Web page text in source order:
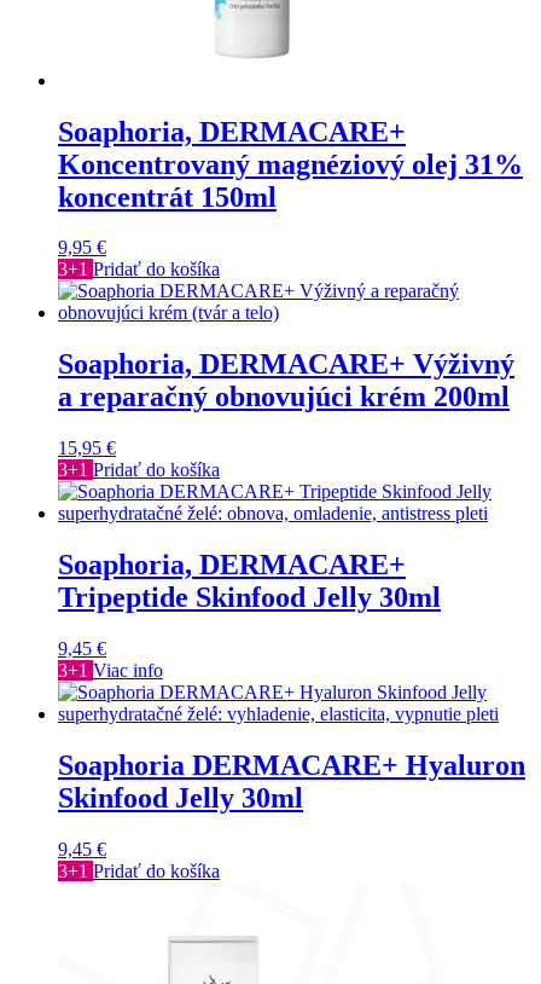
Soaphoria, DERMACARE+
Koncentrovaný magnéziový olej 31%
koncentrát 150ml
9,95 €
3+1 Pridať do košíka
Soaphoria, DERMACARE+ Výživný
a reparačný obnovujúci krém 200ml
15,95 €
3+1 Pridať do košíka
Soaphoria, DERMACARE+
Tripeptide Skinfood Jelly 30ml
9,45 €
3+1 Viac info
Soaphoria DERMACARE+ Hyaluron
Skinfood Jelly 30ml
9,45 €
3+1 Pridať do košíka